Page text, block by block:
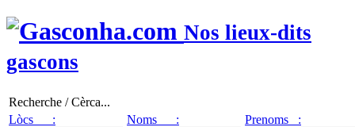
Nos lieux-dits
gascons
Recherche / Cèrca...
Lòcs :
Noms : Prenoms :